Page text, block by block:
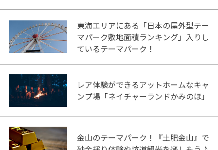
東海エリアにある「日本の屋外型テー
マパーク敷地面積ランキング」入りし
ているテーマパーク！
レア体験ができるアットホームなキャ
ンプ場「ネイチャーランドかみのほ」
金山のテーマパーク！『土肥金山』で